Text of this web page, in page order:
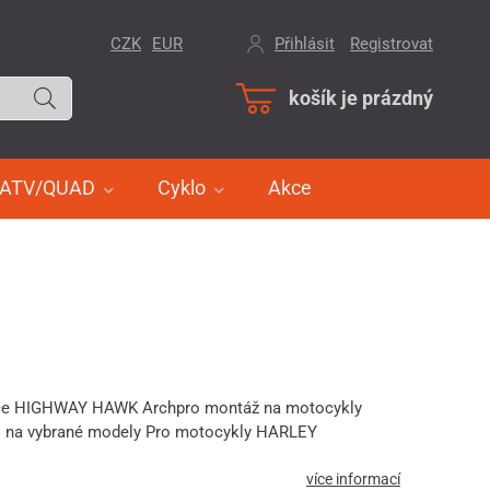
košík je prázdný
ATV/QUAD Cyklo Akce
CZK EUR Přihlásit Registrovat
HIGHWAY HAWK Archpro montáž na motocykly
na vybrané modely Pro motocykly HARLEY
více informací